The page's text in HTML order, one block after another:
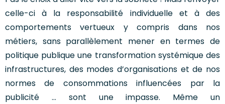
celle-ci à la responsabilité individuelle et à des
comportements vertueux y compris dans nos
métiers, sans parallèlement mener en termes de
politique publique une transformation systémique des
infrastructures, des modes d’organisations et de nos
normes de consommations influencées par la
publicité … sont une impasse. Même un